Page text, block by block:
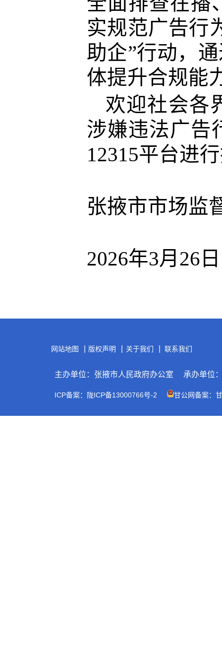
实规范广告行
助企”行动，
体提升合规能
欢迎社会各
涉嫌违法广告
12315平台进
张掖市市场监
2026年3月26 日
网站地图 版权声明 关于我们 联系我们
主办单位：张掖市人民政府办公室 承办单位
ICP备案：陇ICP备13000766号-2 甘公网备案：